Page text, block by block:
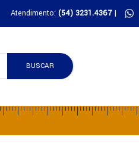
Atendimento: (54) 3231.4367|
BUSCAR